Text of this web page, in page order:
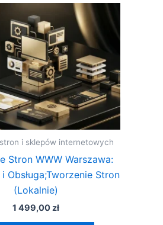
i sklepów internetowych
Stron WWW Warszawa:
Obsługa;Tworzenie Stron
(Lokalnie)
1 499,00 zł